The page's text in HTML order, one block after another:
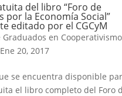
del libro “Foro de
por la Economía Social”
editado por el CGCyM
Graduados en
Ene 20, 2017
se encuentra disponible
el libro completo del Foro